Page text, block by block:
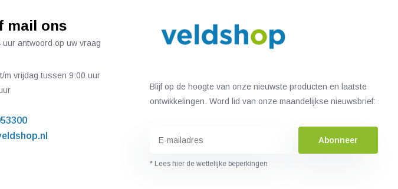
mail ons
uur antwoord op uw vraag
m vrijdag tussen 9:00 uur
Blijf op de hoogte van onze nieuwste producten en laatste
ontwikkelingen. Word lid van onze maandelijkse nieuwsbrief:
Abonneer
* Lees hier de wettelijke beperkingen